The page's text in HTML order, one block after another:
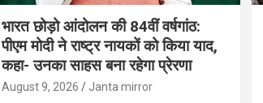
भारत छोड़ो आंदोलन की 84वीं वर्षगांठ:
पीएम मोदी ने राष्ट्र नायकों को किया याद,
कहा- उनका साहस बना रहेगा प्रेरणा
August 9, 2026 Janta mirror